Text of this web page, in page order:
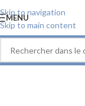
Skip to navigation
Skip to main content
MENU